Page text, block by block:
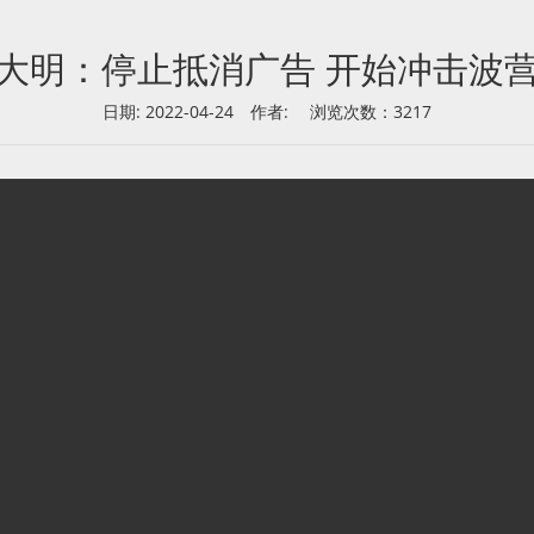
明：停止抵消广告 开始冲击波
日期: 2022-04-24 作者: 浏览次数：3217